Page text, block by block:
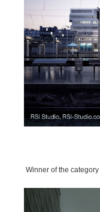
Rhino
Winner of the category